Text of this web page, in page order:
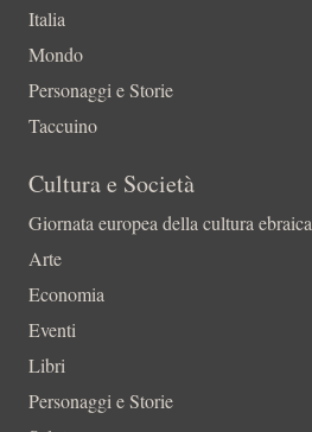
Italia
Mondo
Personaggi e Storie
Taccuino
Cultura e Società
Giornata europea della cultura ebraica
Arte
Economia
Eventi
Libri
Personaggi e Storie